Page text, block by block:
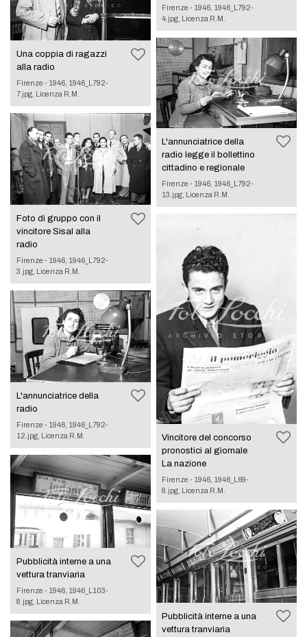
Una coppia di ragazzi
alla radio
Firenze - 1946, 1946_L792-
7.jpg, Licenza R.M.
Foto di gruppo con il
vincitore Sisal alla
radio
Firenze - 1946, 1946_L792-
3.jpg, Licenza R.M.
L'annunciatrice della
radio
Firenze - 1946, 1946_L792-
12.jpg, Licenza R.M.
Pubblicità interne a una
vettura tranviaria
Firenze - 1946, 1946_L103-
8.jpg, Licenza R.M.
Firenze - 1946, 1946_L792-
4.jpg, Licenza R.M.
L'annunciatrice della
radio legge il bollettino
cittadino e regionale
Firenze - 1946, 1946_L792-
13.jpg, Licenza R.M.
Vincitore del concorso
pronostici al giornale
La nazione
Firenze - 1946, 1946_L69-
8.jpg, Licenza R.M.
Pubblicità interne a una
vettura tranviaria